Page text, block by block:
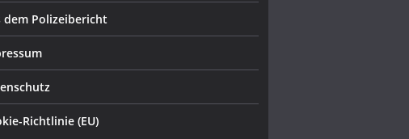
dem Polizeibericht
Richtlinie (EU)